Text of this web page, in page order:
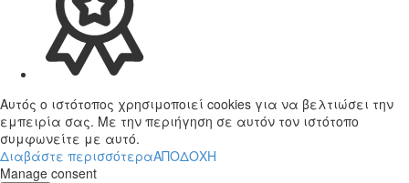
Αυτός ο ιστότοπος χρησιμοποιεί cookies για να βελτιώσει την
εμπειρία σας. Με την περιήγηση σε αυτόν τον ιστότοπο
συμφωνείτε με αυτό.
Διαβάστε περισσότεραΑΠΟΔΟΧΗ
Manage consent